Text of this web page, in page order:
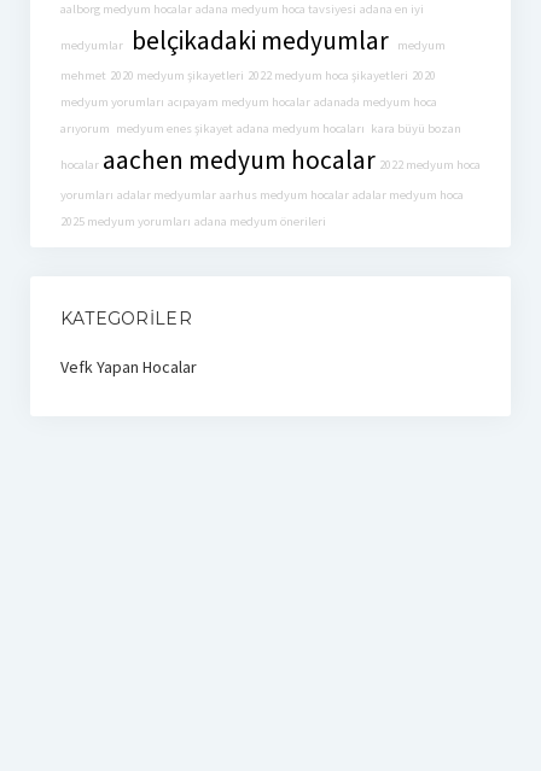
aalborg medyum hocalar adana medyum hoca tavsiyesi adana en iyi
medyumlar belçikadaki medyumlar
medyum
mehmet 2020 medyum şikayetleri 2022 medyum hoca şikayetleri 2020
medyum yorumları acıpayam medyum hocalar adanada medyum hoca
arıyorum medyum enes şikayet adana medyum hocaları kara büyü bozan
hocalar aachen medyum hocalar 2022 medyum hoca
yorumları adalar medyumlar aarhus medyum hocalar adalar medyum hoca
2025 medyum yorumları adana medyum önerileri
KATEGORILER
Vefk Yapan Hocalar